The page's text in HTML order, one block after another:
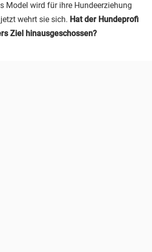
Model wird für ihre Hundeerziehung
wehrt sie sich. Hat der Hundeprofi
Ziel hinausgeschossen?